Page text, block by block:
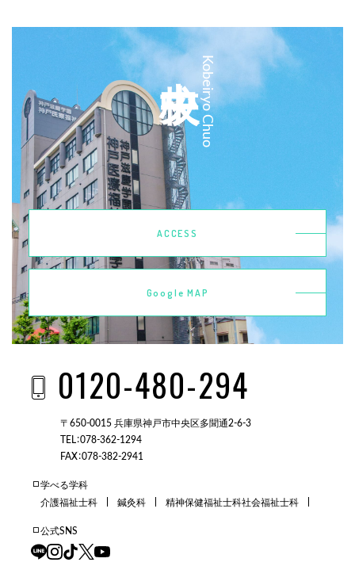
Kobeiryo Chuo
ACCESS
Google MAP
0120-480-294
〒650-0015 兵庫県神戸市中央区多聞通2-6-3
TEL：078-362-1294
FAX：078-382-2941
学べる学科
介護福祉士科
鍼灸科 精神保健福祉士科社会福祉士科
公式SNS